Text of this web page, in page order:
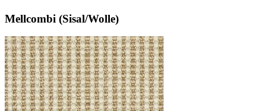
Mellcombi (Sisal/Wolle)